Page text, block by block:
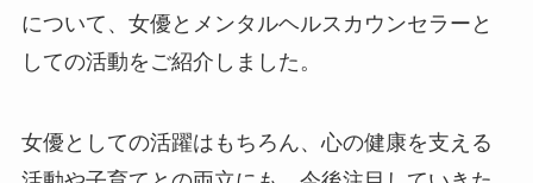
について、女優とメンタルヘルスカウンセラーと
しての活動をご紹介しました。
女優としての活躍はもちろん、心の健康を支える